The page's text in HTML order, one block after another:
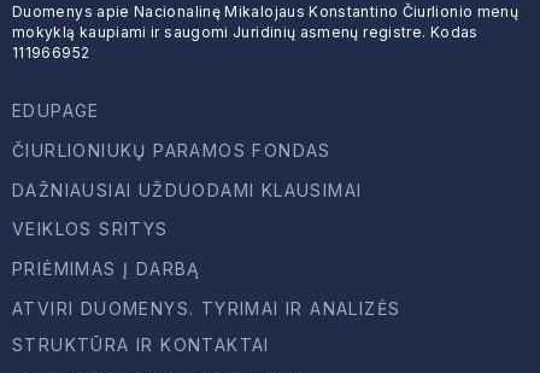
Duomenys apie Nacionalinę Mikalojaus Konstantino Čiurlionio menų
mokyklą kaupiami ir saugomi Juridinių asmenų registre. Kodas
111966952
EDUPAGE
ČIURLIONIUKŲ PARAMOS FONDAS
DAŽNIAUSIAI UŽDUODAMI KLAUSIMAI
VEIKLOS SRITYS
PRIĖMIMAS Į DARBĄ
ATVIRI DUOMENYS. TYRIMAI IR ANALIZĖS
STRUKTŪRA IR KONTAKTAI